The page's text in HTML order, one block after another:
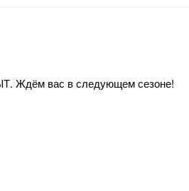
Ждём вас в следующем сезоне!